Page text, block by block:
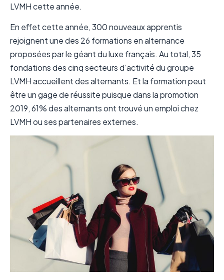
LVMH cette année.
En effet cette année, 300 nouveaux apprentis
rejoignent une des 26 formations en alternance
proposées par le géant du luxe français. Au total, 35
fondations des cinq secteurs d’activité du groupe
LVMH accueillent des alternants. Et la formation peut
être un gage de réussite puisque dans la promotion
2019, 61% des alternants ont trouvé un emploi chez
LVMH ou ses partenaires externes.